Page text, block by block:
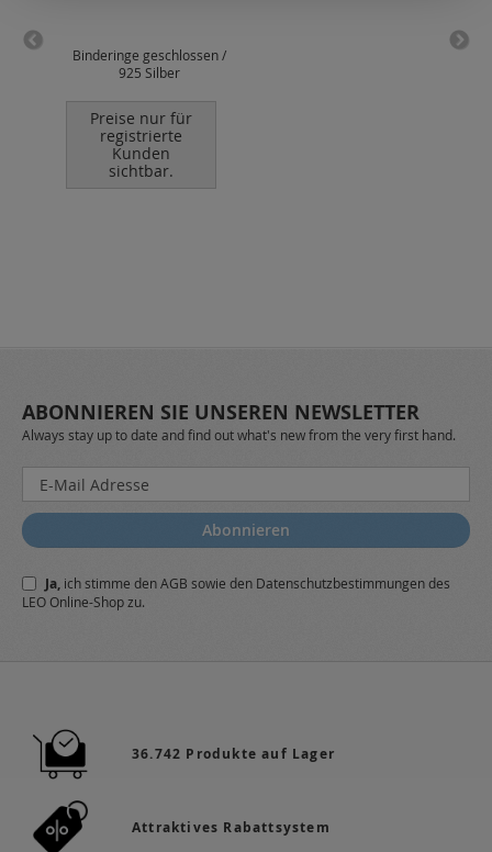
Binderinge geschlossen /
925 Silber
Preise nur für
registrierte
Kunden
sichtbar.
ABONNIEREN SIE UNSEREN NEWSLETTER
Always stay up to date and find out what's new from the very first hand.
Melden
Sie
sich
für
Newsletter
a:
Abonnieren
Ja, ich stimme denAGB sowie den Datenschutzbestimmungendes
LEO Online-Shop zu.
36.742 Produkte auf Lager
Attraktives Rabattsystem